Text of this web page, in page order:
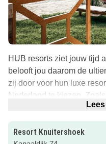
HUB resorts ziet jouw tijd
belooft jou daarom de
zij door voor hun luxe
Nederland te kiezen.
Dit luxe,autoluwe resort
het grenst aan de
Resort Knuitershoek